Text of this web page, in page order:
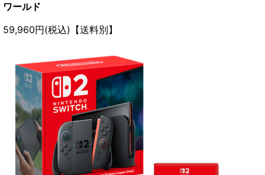
ワールド
59,960円(税込)【送料別】